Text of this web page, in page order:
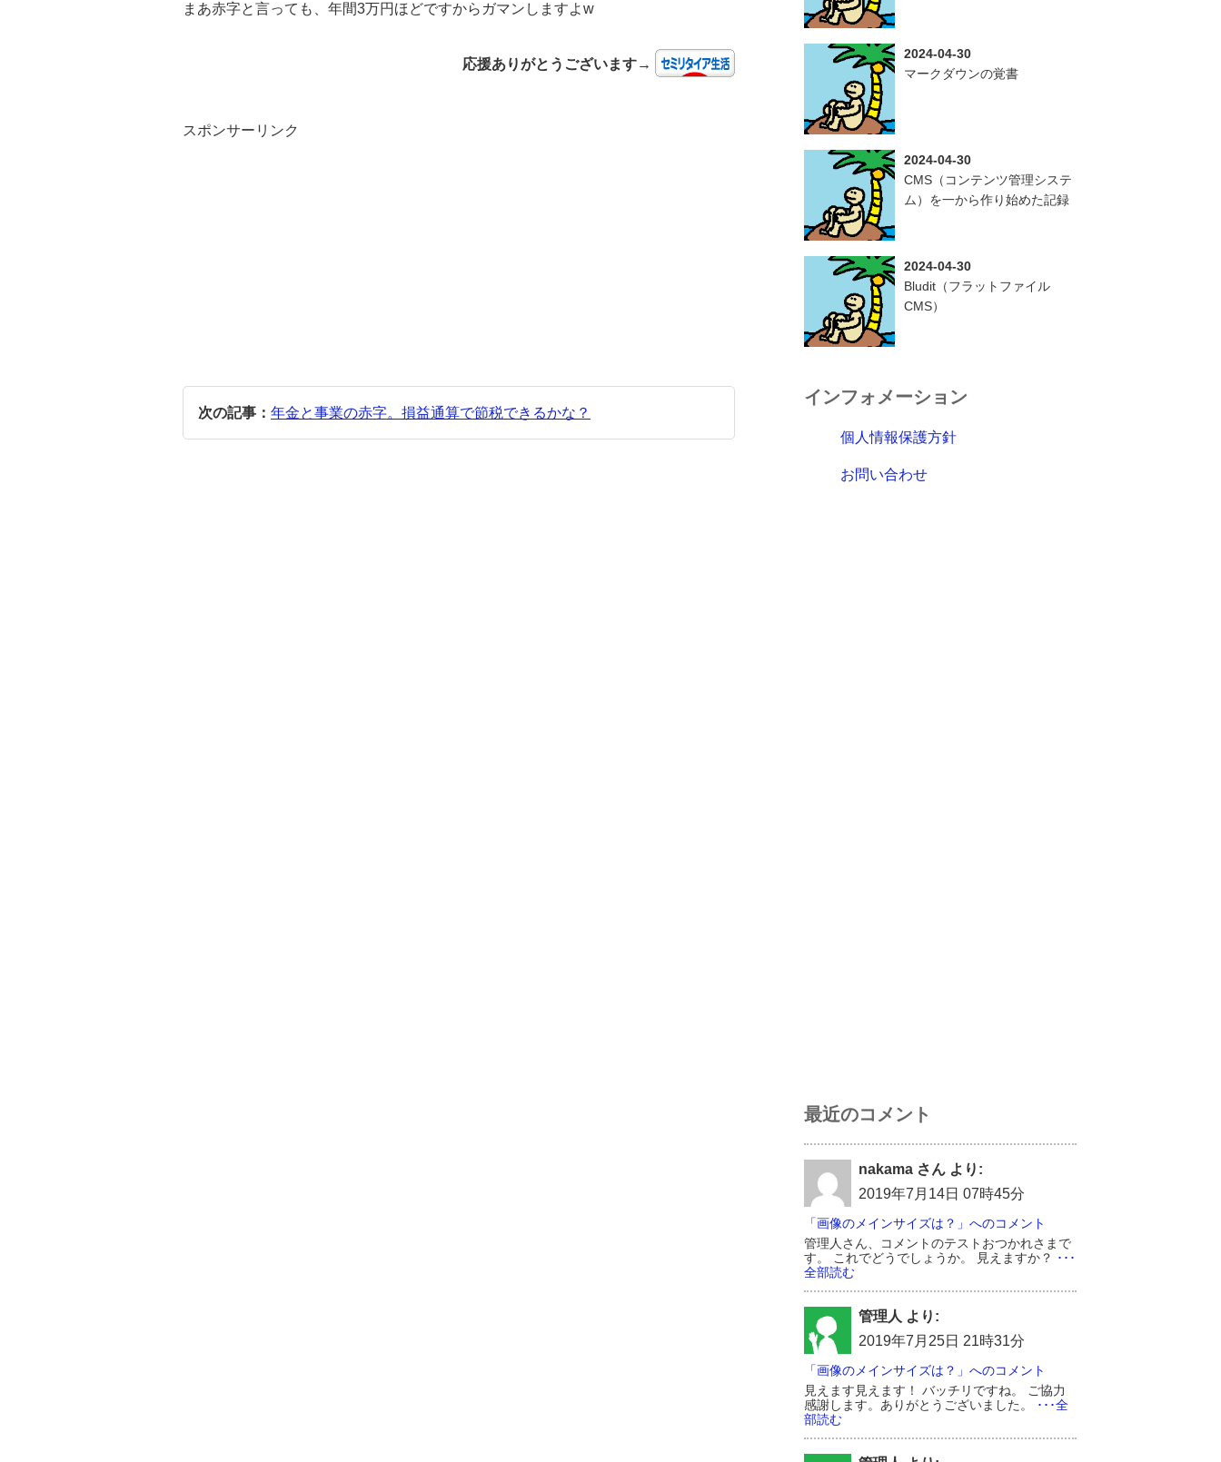
まあ赤字と言っても、年間3万円ほどですからガマンしますよw
応援ありがとうございます→
スポンサーリンク
次の記事： 年金と事業の赤字。損益通算で節税できるかな？
2024-04-30
マークダウンの覚書
2024-04-30
CMS（コンテンツ管理システ
ム）を一から作り始めた記録
2024-04-30
Bludit（フラットファイル
CMS）
インフォメーション
個人情報保護方針
お問い合わせ
最近のコメント
nakama さん より:
2019年7月14日 07時45分
「画像のメインサイズは？」へのコメント
管理人さん、コメントのテストおつかれさまで
す。 これでどうでしょうか。 見えますか？ ･･･
全部読む
管理人 より:
2019年7月25日 21時31分
「画像のメインサイズは？」へのコメント
見えます見えます！ バッチリですね。 ご協力
感謝します。ありがとうございました。
･･･全
部読む